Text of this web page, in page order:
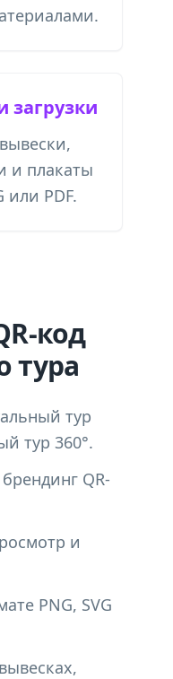
загрузки
и плакаты
или PDF.
код
тура
тур
тур 360°.
QR-
и
PNG, SVG